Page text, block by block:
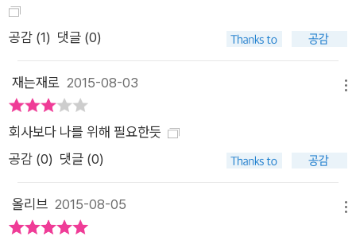
등 이상증세가 나타난다면 이는 “그동안 업무로 시달린 우리 뇌
에게 우리 몸이 이제 좀 그만하라고 호소하는 순간”이며, 이때에
웃이 나약해서 생기는 문제가 아님을 강조하면서 직무 기력이 소
진되면서 나타나는 현상과 위험성을 자세히 일러 주어 경각심을
일깨운다. 동시에 “번아웃 증후군의 발현은 성격이나 기질, 인성
처한 사람을 조직적으로 외면하거나 도와주지 않는 분위기의 부
적절한 환경에 방치되고 억눌려서 생긴 현상이다.”라며 번아웃
증후군에 대해 당사자 개인은 물론 사회적으로도 적극적인 대처
공감 (1) 댓글 (0)
재는재로 2015-08-03
회사보다 나를 위해 필요한듯
공감 (0) 댓글 (0)
올리브 2015-08-05